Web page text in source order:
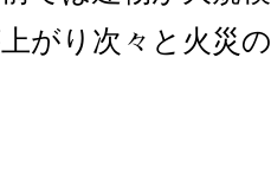
がり次々と火災